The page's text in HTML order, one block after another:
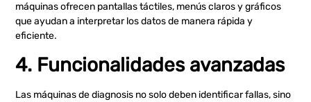
máquinas ofrecen pantallas táctiles, menús claros y gráficos
que ayudan a interpretar los datos de manera rápida y
eficiente.
4. Funcionalidades avanzadas
Las máquinas de diagnosis no solo deben identificar fallas, sino